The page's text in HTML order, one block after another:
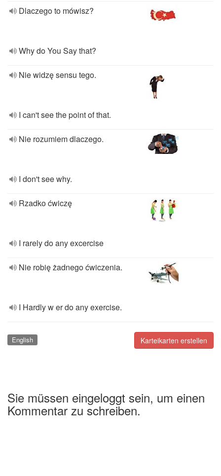
Dlaczego to mówisz?
Why do You Say that?
Nie widzę sensu tego.
I can't see the point of that.
Nie rozumiem dlaczego.
I don't see why.
Rzadko ćwiczę
I rarely do any excercise
Nie robię żadnego ćwiczenia.
I Hardly w er do any exercise.
Karteikarten erstellen
English
Sie müssen eingeloggt sein, um einen
Kommentar zu schreiben.